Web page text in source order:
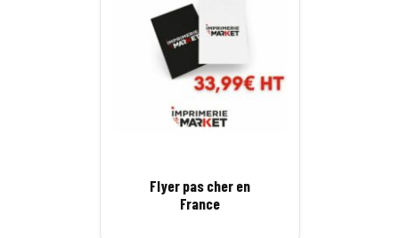
Flyer pas cher en
France